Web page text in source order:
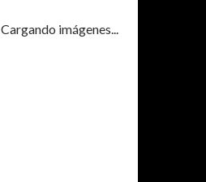
Cargando imágenes...